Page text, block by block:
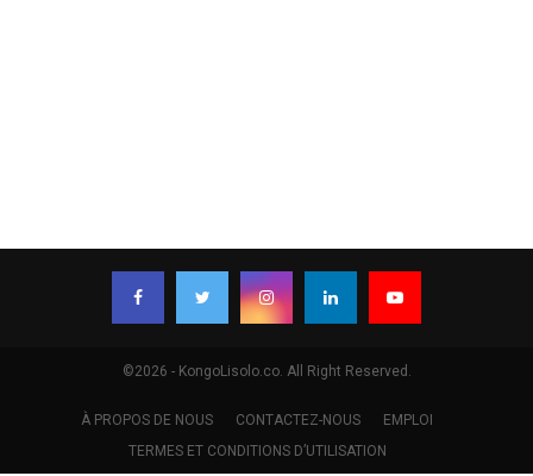
©2026 - KongoLisolo.co. All Right Reserved.
À PROPOS DE NOUS CONTACTEZ-NOUS
EMPLOI
TERMES ET CONDITIONS D’UTILISATION